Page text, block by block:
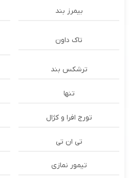
بیمرز بند
تاک داون
ترشكس بند
تنها
تورج افرا و کژال
تی ان تی
تیمور نمازی